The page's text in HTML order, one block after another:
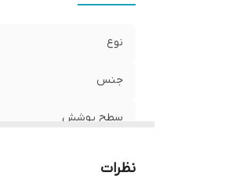
نوع
جنس
سطح پوشش
نظرات